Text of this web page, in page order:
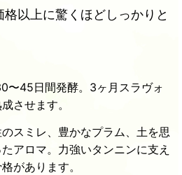
以上に驚くほどしっかりと
〜45日間発酵。3ヶ月スラヴォ
させます。
スミレ、豊かなプラム、土を思
アロマ。力強いタンニンに支え
があります。